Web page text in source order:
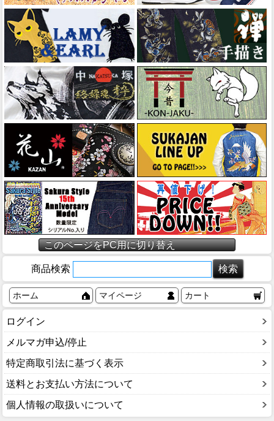
このページをPC用に切り替え
商品検索
ホーム マイページ カート
ログイン
メルマガ申込/停止
特定商取引法に基づく表示
送料とお支払い方法について
個人情報の取扱いについて